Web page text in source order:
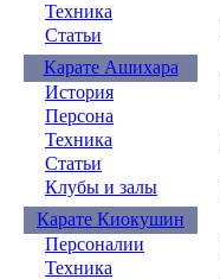
Техника
Статьи
Карате Ашихара
История
Персона
Техника
Статьи
Клубы и залы
Карате Киокушин
Персоналии
Техника